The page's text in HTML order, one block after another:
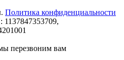
Политика конфиденциальности
перезвоним вам